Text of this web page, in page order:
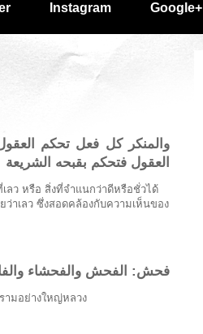
Instagram Google+
والمنكر كل فعل تحكم
العقول فتحكم بقبحه الشريعة
ลว หรือ สิ่งที่จำแนกว่าดีหรือชั่วได้
าเลว ซึ่งสอดคล้องกับความเห็นของ
فحش: الفحش والفحشاء
มอย่างใหญ่หลวง